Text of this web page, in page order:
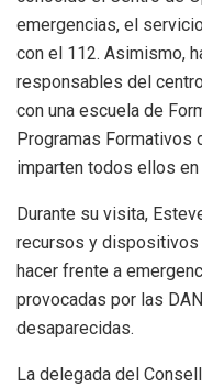
emergencias, el
con el 112. Asimismo,
responsables del
con una escuela de
Programas Formativos
imparten todos ellos
Durante su visita,
recursos y dispositivos
hacer frente a
provocadas por las
desaparecidas.
La delegada del